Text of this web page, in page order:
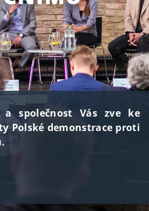
společnost Vás zve ke
Polské demonstrace proti